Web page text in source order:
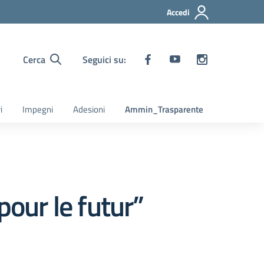
Accedi
Cerca Seguici su:
Impegni Adesioni Ammin_Trasparente
le futur”